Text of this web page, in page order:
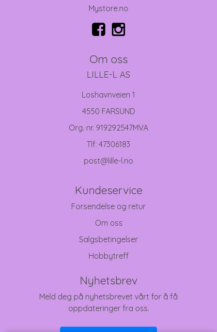
Mystore.no
Om oss
LILLE-L AS
Loshavnveien 1
4550 FARSUND
Org. nr. 919292547MVA
Tlf: 47306183
post@lille-l.no
Kundeservice
Forsendelse og retur
Om oss
Salgsbetingelser
Hobbytreff
Nyhetsbrev
Meld deg på nyhetsbrevet vårt for å få
oppdateringer fra oss.